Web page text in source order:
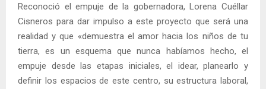
Reconoció el empuje de la gobernadora, Lorena Cuéllar
Cisneros para dar impulso a este proyecto que será una
realidad y que «demuestra el amor hacia los niños de tu
tierra, es un esquema que nunca habíamos hecho, el
empuje desde las etapas iniciales, el idear, planearlo y
definir los espacios de este centro, su estructura laboral,